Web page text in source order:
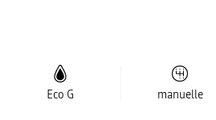
Eco G manuelle